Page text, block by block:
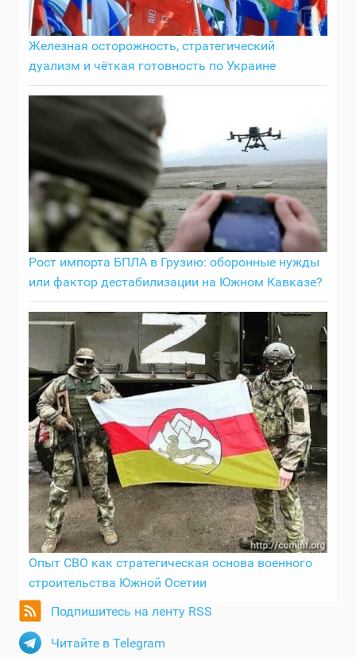
Железная осторожность, стратегический
дуализм и чёткая готовность по Украине
Рост импорта БПЛА в Грузию: оборонные нужды
или фактор дестабилизации на Южном Кавказе?
Опыт СВО как стратегическая основа военного
строительства Южной Осетии
Подпишитесь на ленту RSS
Читайте в Telegram